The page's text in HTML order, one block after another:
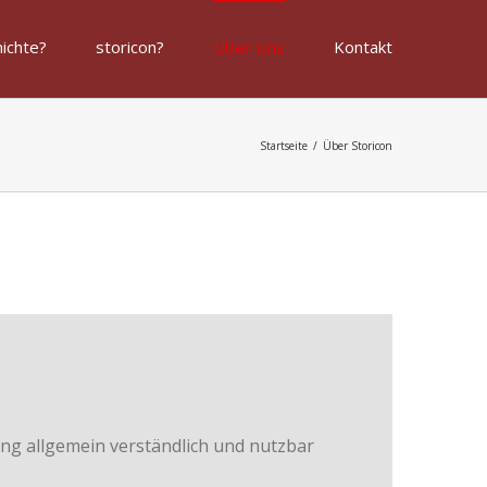
storicon? Über Uns Kontakt
Startseite / Über Storicon
allgemein verständlich und nutzbar